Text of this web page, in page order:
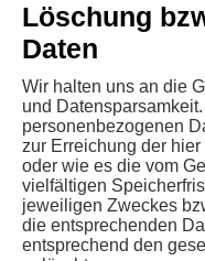
Löschung
Daten
Wir halten uns an die
und
personenbezogenen
zur Erreichung der
oder wie es die vom
vielfältigen
jeweiligen Zweckes
die entsprechenden
entsprechend den